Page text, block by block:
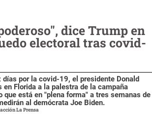
dice Trump en
electoral tras covid-
días por la covid-19, el presidente Donald
Florida a la palestra de la campaña
que está en "plena forma" a tres semanas de
al demócrata Joe Biden.
La Prensa